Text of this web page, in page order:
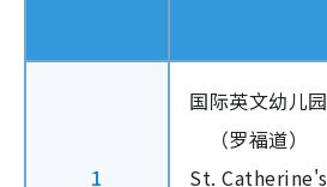
1
国际英文幼儿园
（罗福道）
St. Catherine's